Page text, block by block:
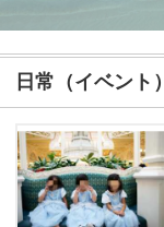
日常（イベント